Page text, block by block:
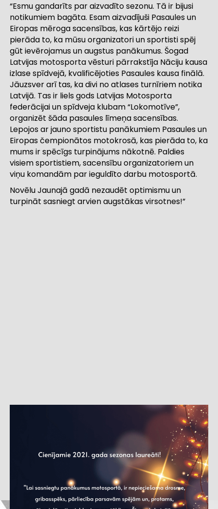
“Esmu gandarīts par aizvadīto sezonu. Tā ir bijusi
notikumiem bagāta. Esam aizvadījuši Pasaules un
Eiropas mēroga sacensības, kas kārtējo reizi
pierāda to, ka mūsu organizatori un sportisti spēj
gūt ievērojamus un augstus panākumus. Šogad
Latvijas motosporta vēsturi pārrakstīja Nāciju kausa
izlase spīdvejā, kvalificējoties Pasaules kausa finālā.
Jāuzsver arī tas, ka divi no atlases turnīriem notika
Latvijā. Tas ir liels gods Latvijas Motosporta
federācijai un spīdveja klubam “Lokomotīve”,
organizēt šāda pasaules līmeņa sacensības.
Lepojos ar jauno sportistu panākumiem Pasaules un
Eiropas čempionātos motokrosā, kas pierāda to, ka
mums ir spēcīgs turpinājums nākotnē. Paldies
visiem sportistiem, sacensību organizatoriem un
viņu komandām par ieguldīto darbu motosportā.
Novēlu Jaunajā gadā nezaudēt optimismu un
turpināt sasniegt arvien augstākas virsotnes!”